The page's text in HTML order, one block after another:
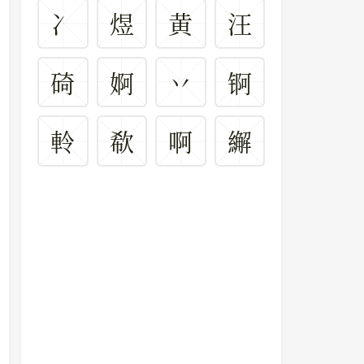
冫 煜 黄
汪
碕
婀 丷
锕
軨
欷 啊 繲